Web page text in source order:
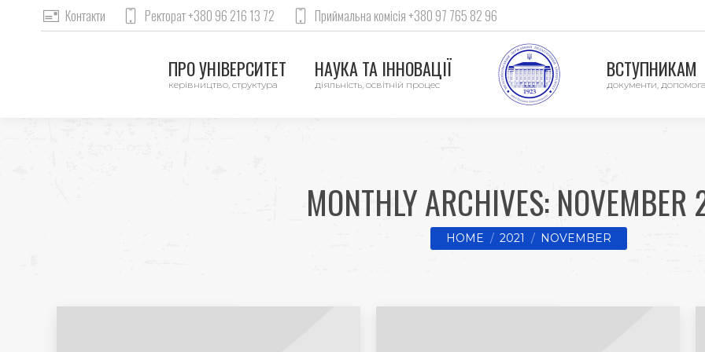
Контакти Ректорат +380 96 216 13 72 Приймальна комісія +380 97 765 82 96
ПРО УНІВЕРСИТЕТ
керівництво, структура
НАУКА ТА ІННОВАЦІЇ
діяльність, освітній процес
ВСТУПНИКАМ
документи, допомога
MONTHLY ARCHIVES: NOVEMBER
You are here:
HOME 2021 NOVEMBER